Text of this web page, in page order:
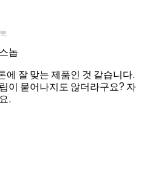
놉
에 잘 맞는 제품인 것 같습니다.
이 뭍어나지도 않더라구요? 자
.